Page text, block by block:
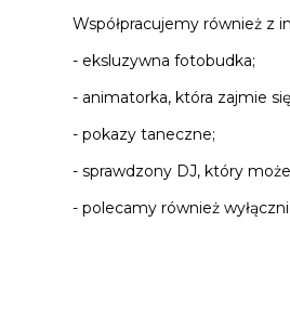
Współpracujemy również z
- eksluzywna fotobudka;
- animatorka, która zajmie
- pokazy taneczne;
- sprawdzony DJ, który
- polecamy również